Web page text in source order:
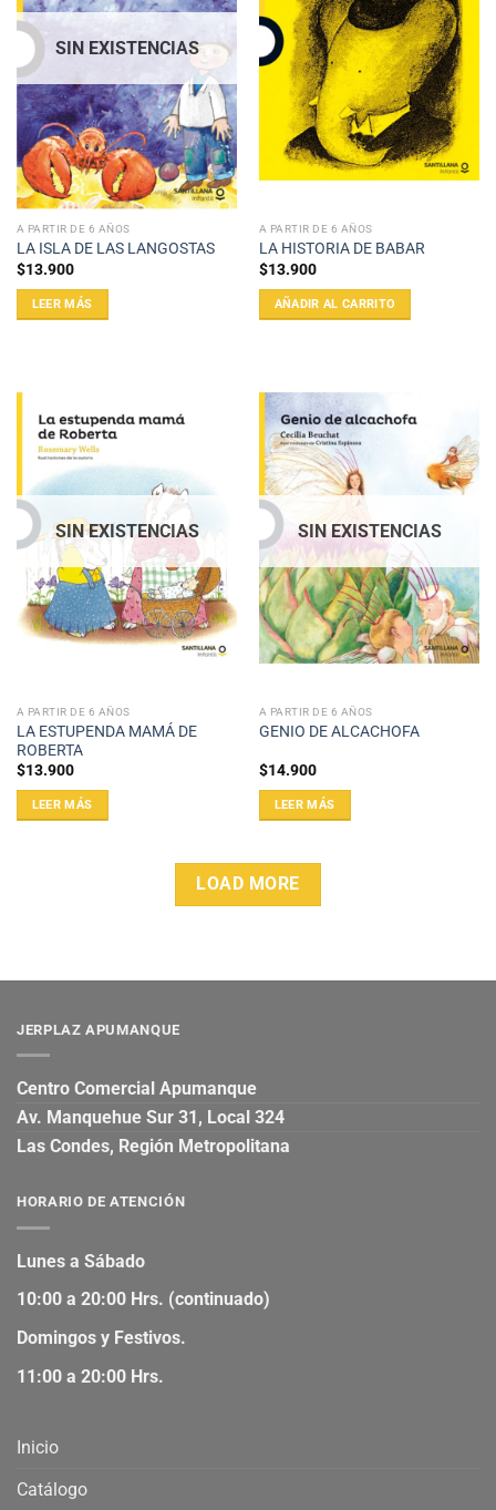
SIN EXISTENCIAS
A PARTIR DE 6 AÑOS
LA ISLA DE LAS LANGOSTAS
$13.900
LEER MÁS
A PARTIR DE 6 AÑOS
LA HISTORIA DE BABAR
$13.900
AÑADIR AL CARRITO
SIN EXISTENCIAS
A PARTIR DE 6 AÑOS
LA ESTUPENDA MAMÁ DE
ROBERTA
$13.900
LEER MÁS
SIN EXISTENCIAS
A PARTIR DE 6 AÑOS
GENIO DE ALCACHOFA
$14.900
LEER MÁS
LOAD MORE
JERPLAZ APUMANQUE
Centro Comercial Apumanque
Av. Manquehue Sur 31, Local 324
Las Condes, Región Metropolitana
HORARIO DE ATENCIÓN
Lunes a Sábado
10:00 a 20:00 Hrs. (continuado)
Domingos y Festivos.
11:00 a 20:00 Hrs.
Inicio
Catálogo